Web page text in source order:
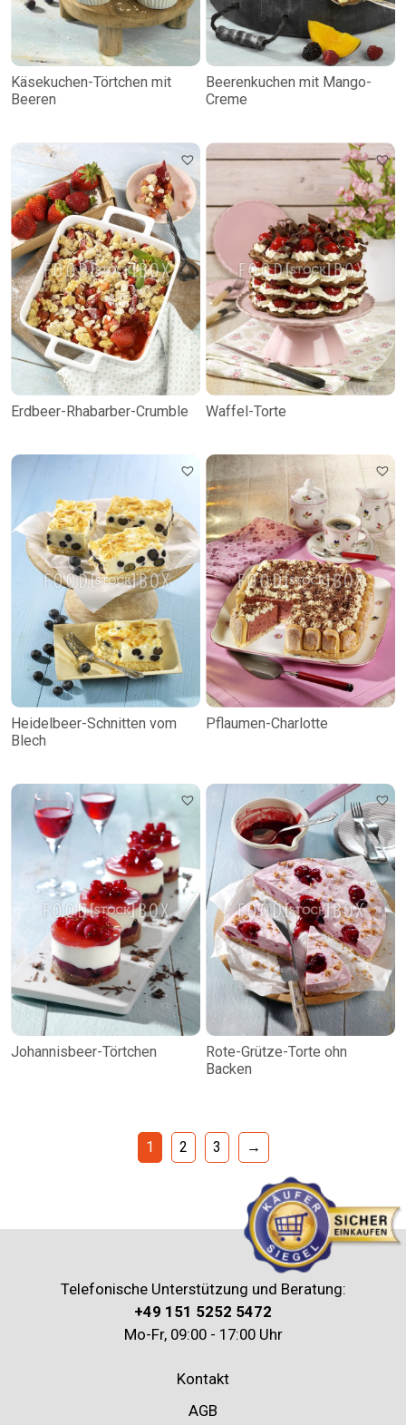
Käsekuchen-Törtchen mit
Beeren
Beerenkuchen mit Mango-
Creme
Erdbeer-Rhabarber-Crumble Waffel-Torte
Heidelbeer-Schnitten vom
Blech
Pflaumen-Charlotte
Johannisbeer-Törtchen
Rote-Grütze-Torte ohn
Backen
1 2 3 →
Telefonische Unterstützung und Beratung:
+49 151 5252 5472
Mo-Fr, 09:00 - 17:00 Uhr
Kontakt
AGB